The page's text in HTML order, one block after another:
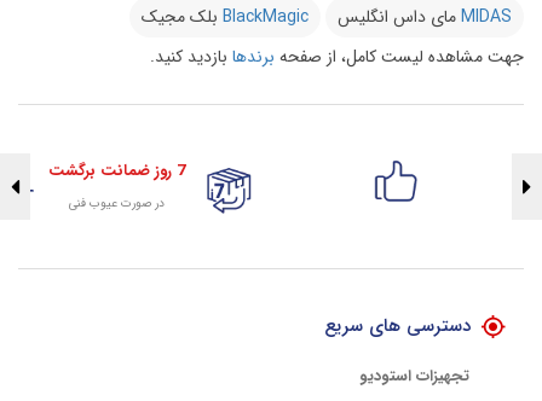
MIDASمای داس انگلیس BlackMagic بلک مجیک
جهت مشاهده لیست کامل، از صفحه برندها بازدید کنید.
7 روز ضمانت برگشت
در صورت عیوب فنی
دسترسی های سریع
تجهیزات استودیو